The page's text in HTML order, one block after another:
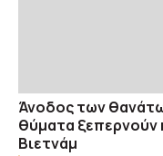
Άνοδος των
θύματα ξεπερνούν
Βιετνάμ